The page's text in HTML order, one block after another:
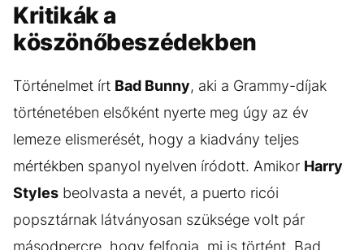
Kritikák a
köszönőbeszédekben
Történelmet írt Bad Bunny, aki a Grammy-díjak
történetében elsőként nyerte meg úgy az év
lemeze elismerését, hogy a kiadvány teljes
mértékben spanyol nyelven íródott. Amikor Harry
Styles beolvasta a nevét, a puerto ricói
popsztárnak látványosan szüksége volt pár
másodpercre, hogy felfogja, mi is történt. Bad